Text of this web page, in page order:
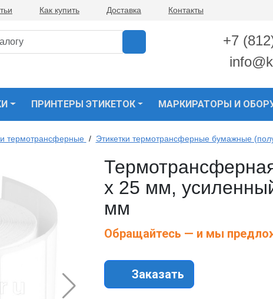
Как купить Доставка Контакты
+7
ПРИНТЕРЫ ЭТИКЕТОК МАРКИРАТОРЫ И
термотрансферные / Этикетки термотрансферные бумажные
х 25 мм,
мм
Обращайтесь — и мы
Заказать